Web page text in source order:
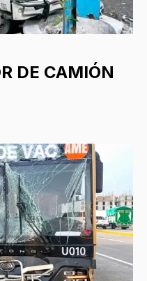
DE CAMIÓN